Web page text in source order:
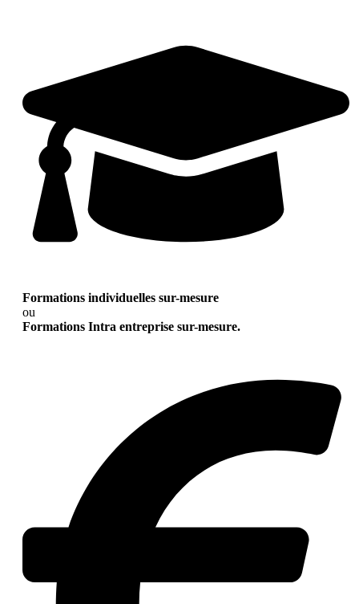
Formations individuelles sur-mesure
ou
Formations Intra entreprise sur-mesure.